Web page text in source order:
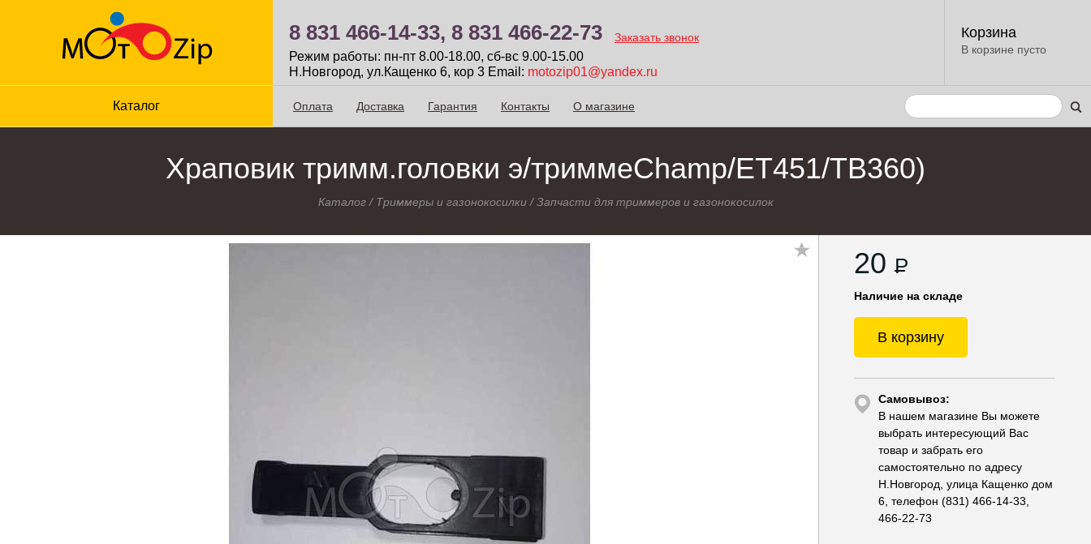
8 831 466-14-33, 8 831 466-22-73 Заказать звонок
Режим работы: пн-пт 8.00-18.00, сб-вc 9.00-15.00
Н.Новгород, ул.Кащенко 6, кор 3 Email: motozip01@yandex.ru
Корзина
В корзине пусто
Каталог Оплата Доставка Гарантия Контакты О магазине
Храповик тримм.головки э/триммеChamp/ET451/TB360)
Каталог/ Триммеры и газонокосилки/Запчасти для триммеров и газонокосилок
20 P
Наличие на складе
В корзину
Самовывоз:
В нашем магазине Вы можете
выбрать интересующий Вас
товар и забрать его
самостоятельно по адресу
Н.Новгород, улица Кащенко дом
6, телефон (831) 466-14-33,
466-22-73